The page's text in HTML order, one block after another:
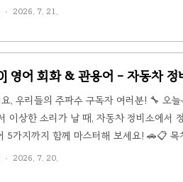
핵심표현 정리3. 🗣️ 오늘의 관용어 5선4.
레이에 정리하고 금속탐지기..
2026. 7. 21.
영어 회화 & 관용어 - 자동차
, 우리들의 주파수 구독자 여러분! 🔧 오
이상한 소리가 날 때, 자동차 정비소에서
5가지까지 함께 마스터해 보세요! 🚗📋
🗣️ 오늘의 관용어 5선4. 📝 핵심 표현 &
2026. 7. 20.